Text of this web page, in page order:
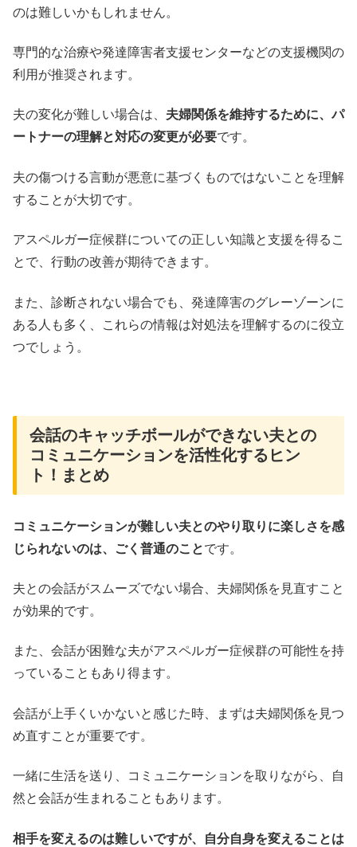
のは難しいかもしれません。
専門的な治療や発達障害者支援センターなどの支援機関の
利用が推奨されます。
夫の変化が難しい場合は、 夫婦関係を維持するために、パ
ートナーの理解と対応の変更が必要です。
夫の傷つける言動が悪意に基づくものではないことを理解
することが大切です。
アスペルガー症候群についての正しい知識と支援を得るこ
とで、行動の改善が期待できます。
また、診断されない場合でも、発達障害のグレーゾーンに
ある人も多く、これらの情報は対処法を理解するのに役立
つでしょう。
会話のキャッチボールができない夫との
コミュニケーションを活性化するヒン
ト！まとめ
コミュニケーションが難しい夫とのやり取りに楽しさを感
じられないのは、ごく普通のことです。
夫との会話がスムーズでない場合、夫婦関係を見直すこと
が効果的です。
また、会話が困難な夫がアスペルガー症候群の可能性を持
っていることもあり得ます。
会話が上手くいかないと感じた時、まずは夫婦関係を見つ
め直すことが重要です。
一緒に生活を送り、コミュニケーションを取りながら、自
然と会話が生まれることもあります。
相手を変えるのは難しいですが、自分自身を変えることは